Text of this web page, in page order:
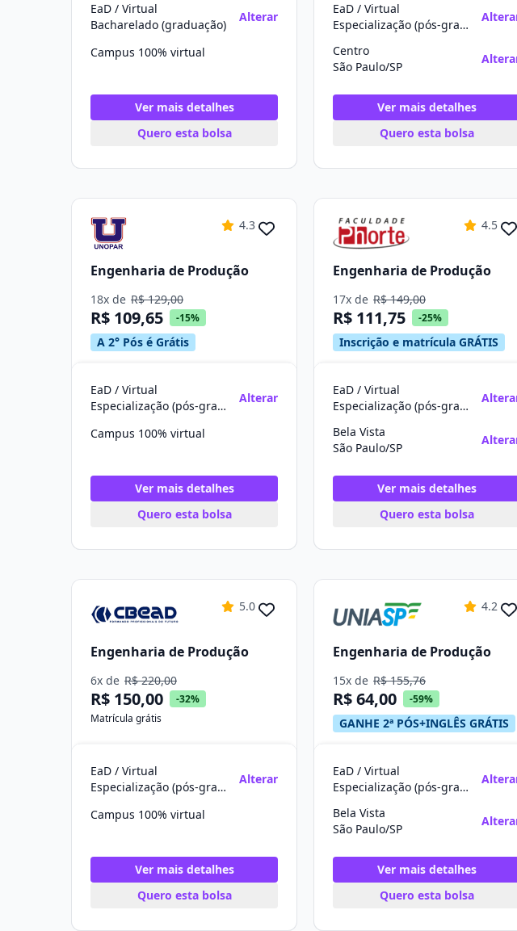
EaD / Virtual
Bacharelado (graduação)
Alterar
Campus 100% virtual
Ver mais detalhes
Quero esta bolsa
EaD / Virtual
Especialização (pós-graduação)
Centro
São Paulo/SP
Ver mais detalhes
Quero esta bolsa
4.3
Engenharia de Produção
18x de R$ 129,00
R$ 109,65 -15%
A 2° Pós é Grátis
EaD / Virtual
Especialização (pós-graduação)
Alterar
Campus 100% virtual
Ver mais detalhes
Quero esta bolsa
4.5
Engenharia de Produção
17x de R$ 149,00
R$ 111,75 -25%
Inscrição e matrícula GRÁTIS
EaD / Virtual
Especialização (pós-graduação)
Bela Vista
São Paulo/SP
Ver mais detalhes
Quero esta bolsa
5.0
Engenharia de Produção
6x de R$ 220,00
R$ 150,00
-32%
Matrícula grátis
EaD / Virtual
Especialização (pós-graduação)
Alterar
Campus 100% virtual
Ver mais detalhes
Quero esta bolsa
4.2
Engenharia de Produção
15x de R$ 155,76
R$ 64,00 -59%
GANHE 2ª PÓS+INGLÊS GRÁTIS
EaD / Virtual
Especialização (pós-graduação)
Bela Vista
São Paulo/SP
Ver mais detalhes
Quero esta bolsa